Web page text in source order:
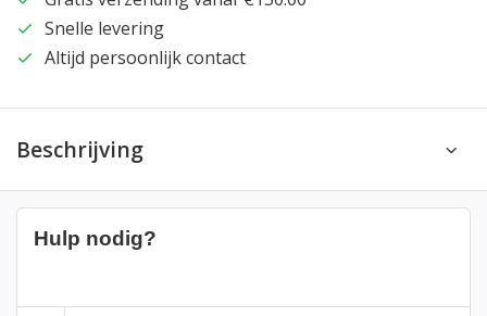
Snelle levering
Altijd persoonlijk contact
Beschrijving
Hulp nodig?